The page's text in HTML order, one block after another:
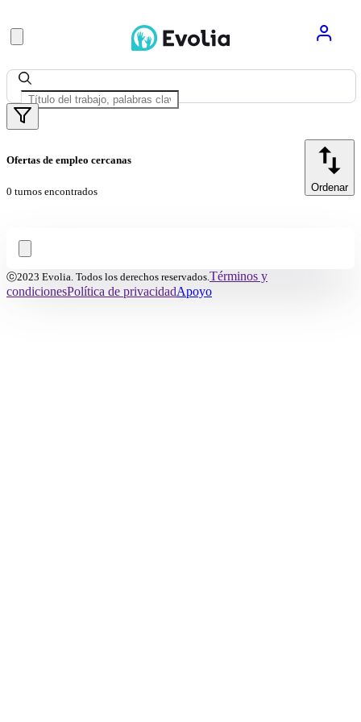
Ofertas de empleo cercanas
0 turnos encontrados Ordenar
ⓒ2023 Evolia. Todos los derechos reservados.Términos y
condicionesPolítica de privacidadApoyo